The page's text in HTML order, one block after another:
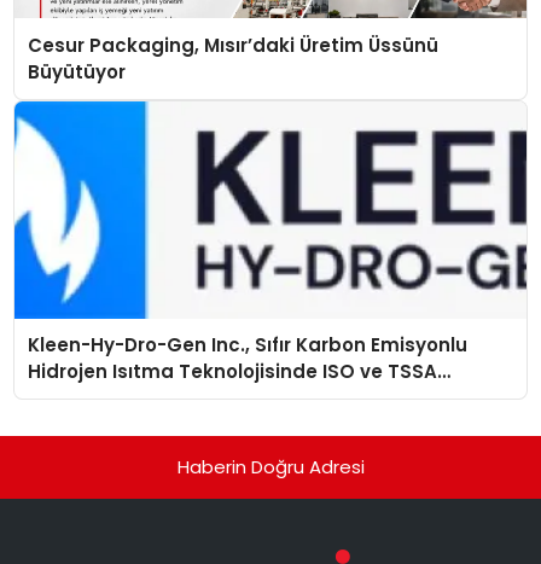
Cesur Packaging, Mısır’daki Üretim Üssünü
Büyütüyor
Kleen-Hy-Dro-Gen Inc., Sıfır Karbon Emisyonlu
Hidrojen Isıtma Teknolojisinde ISO ve TSSA
Düzenleyici Onaylarını Aldı
Haberin Doğru Adresi